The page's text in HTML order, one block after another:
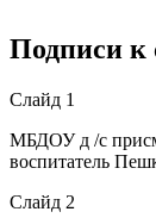
Подписи к
Слайд 1
МБДОУ д /с
воспитатель
Слайд 2